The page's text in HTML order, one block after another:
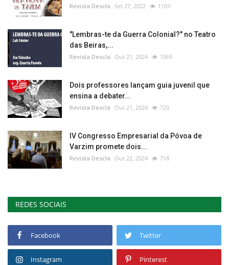
Revista Descla Set 27, 2022 1103
"Lembras-te da Guerra Colonial?" no Teatro
das Beiras,...
Revista Descla Out 21, 2024 1069
Dois professores lançam guia juvenil que
ensina a debater...
Revista Descla Out 21, 2024 720
IV Congresso Empresarial da Póvoa de
Varzim promete dois...
Revista Descla Out 22, 2024 718
REDES SOCIAIS
Facebook Twitter
Instagram Pinterest